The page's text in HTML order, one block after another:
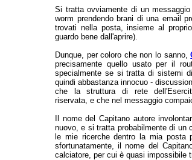
Si tratta ovviamente di un
worm prendendo brani di una email
trovati nella posta, insieme al
guardo bene dall'aprire).
Dunque, per coloro che non lo sanno,
precisamente quello usato per il
specialmente se si tratta di sistemi
quindi abbastanza innocuo -
che la struttura di rete
riservata, e che nel messaggio
Il nome del Capitano autore
nuovo, e si tratta probabilmente di un
le mie ricerche dentro la mia posta
sfortunatamente, il nome del
calciatore, per cui è quasi impossibile